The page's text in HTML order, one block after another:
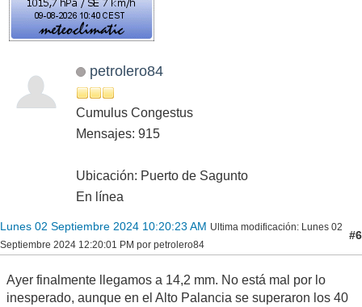
petrolero84
Cumulus Congestus
Mensajes: 915
Ubicación: Puerto de Sagunto
En línea
Lunes 02 Septiembre 2024 10:20:23 AM Ultima modificación: Lunes 02
Septiembre 2024 12:20:01 PM por petrolero84
#6
Ayer finalmente llegamos a 14,2 mm. No está mal por lo
inesperado, aunque en el Alto Palancia se superaron los 40